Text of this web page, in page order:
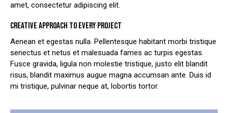
amet, consectetur adipiscing elit.
CREATIVE APPROACH TO EVERY PROJECT
Aenean et egestas nulla. Pellentesque habitant morbi tristique
senectus et netus et malesuada fames ac turpis egestas.
Fusce gravida, ligula non molestie tristique, justo elit blandit
risus, blandit maximus augue magna accumsan ante. Duis id
mi tristique, pulvinar neque at, lobortis tortor.